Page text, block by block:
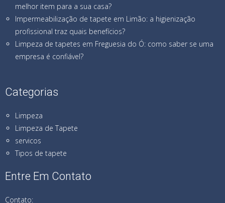
melhor item para a sua casa?
Impermeabilização de tapete em Limão: a higienização
profissional traz quais benefícios?
Limpeza de tapetes em Freguesia do Ó: como saber se uma
empresa é confiável?
Categorias
Limpeza
Limpeza de Tapete
servicos
Tipos de tapete
Entre Em Contato
Contato: